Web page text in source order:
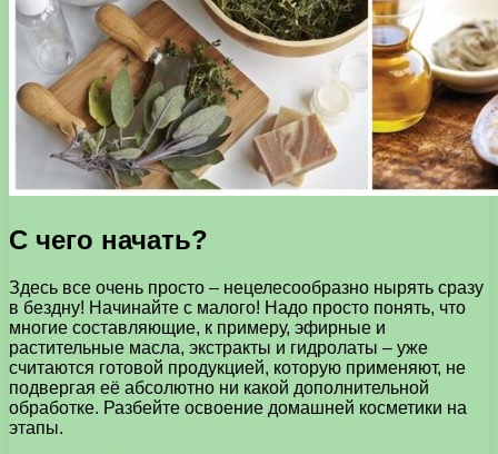
С чего начать?
Здесь все очень просто – нецелесообразно нырять сразу
в бездну! Начинайте с малого! Надо просто понять, что
многие составляющие, к примеру, эфирные и
растительные масла, экстракты и гидролаты – уже
считаются готовой продукцией, которую применяют, не
подвергая её абсолютно ни какой дополнительной
обработке. Разбейте освоение домашней косметики на
этапы.